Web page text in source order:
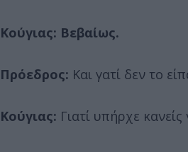
Κούγιας: Βεβαίως.
Πρόεδρος: Και γατί δεν το
Κούγιας: Γιατί υπήρχε